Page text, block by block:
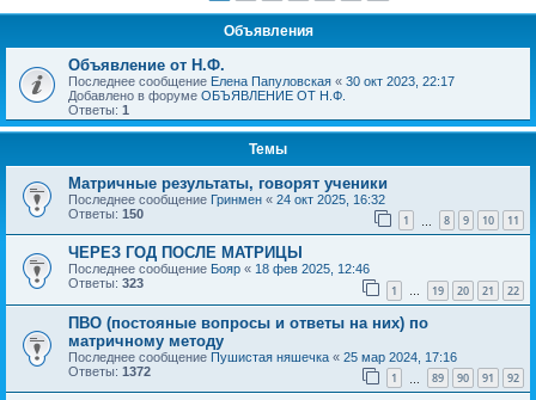
Объявления
Объявление от Н.Ф.
Последнее сообщение Елена Папуловская « 30 окт 2023, 22:17
Добавлено в форуме ОБЪЯВЛЕНИЕ ОТ Н.Ф.
Ответы: 1
Темы
Матричные результаты, говорят ученики
Последнее сообщение Гринмен « 24 окт 2025, 16:32
Ответы: 150 1 8 9 10 11
ЧЕРЕЗ ГОД ПОСЛЕ МАТРИЦЫ
Последнее сообщение Бояр « 18 фев 2025, 12:46
Ответы: 323 1 … 19 20 21 22
ПВО (постояные вопросы и ответы на них) по
матричному методу
Последнее сообщение Пушистая няшечка « 25 мар 2024, 17:16
Ответы: 1372 1 89 90 91 92